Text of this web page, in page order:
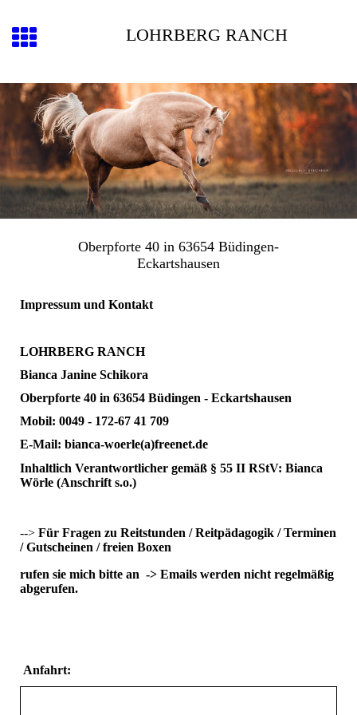
LOHRBERG RANCH
Oberpforte 40 in 63654 Büdingen-
Eckartshausen
Impressum und Kontakt
LOHRBERG RANCH
Bianca Janine Schikora
Oberpforte 40 in 63654 Büdingen - Eckartshausen
Mobil: 0049 - 172-67 41 709
E-Mail: bianca-woerle(a)freenet.de
Inhaltlich Verantwortlicher gemäß § 55 II RStV: Bianca
Wörle (Anschrift s.o.)
--> Für Fragen zu Reitstunden / Reitpädagogik / Terminen
/ Gutscheinen / freien Boxen
rufen sie mich bitte an -> Emails werden nicht regelmäßig
abgerufen.
Anfahrt: